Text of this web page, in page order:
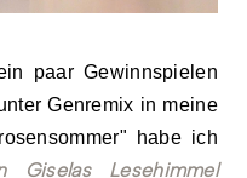
paar Gewinnspielen
Genremix in meine
habe ich
Giselas Lesehimmel